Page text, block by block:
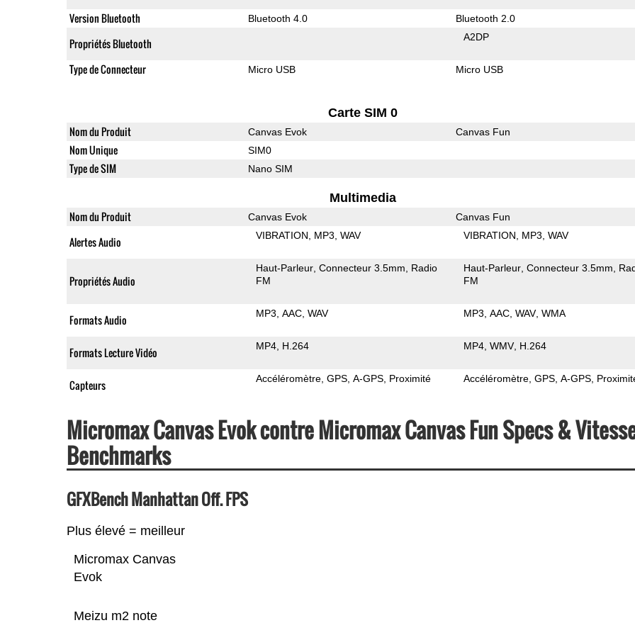
Version Bluetooth Bluetooth 4.0 Bluetooth 2.0
Propriétés Bluetooth A2DP
Type de Connecteur Micro USB Micro USB
Carte SIM 0
Nom du Produit Canvas Evok Canvas Fun
Nom Unique SIM0
Type de SIM Nano SIM
Multimedia
Nom du Produit Canvas Evok Canvas Fun
Alertes Audio VIBRATION MP3 WAV VIBRATION MP3 WAV
Propriétés Audio
Haut-Parleur Connecteur 3.5mm
Radio
FM
Haut-Parleur Connecteur 3.5mm
FM
Formats Audio MP3 AAC WAV MP3 AAC WAV WMA
Formats Lecture Vidéo MP4 H.264 MP4 WMV H.264
Capteurs Accéléromètre GPS A-GPS Proximité Accéléromètre GPS A-GPS
Micromax Canvas Evok contre Micromax Canvas Fun Specs &
Benchmarks
GFXBench Manhattan Off. FPS
Plus élevé = meilleur
Meizu m2 note
Micromax Canvas
Evok